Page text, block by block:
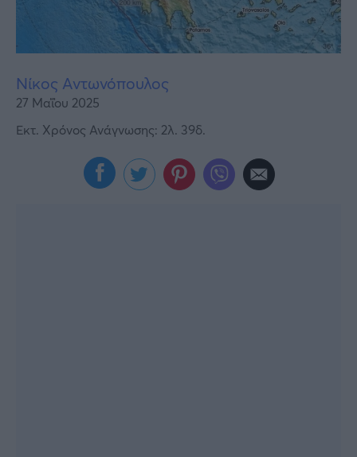
Νίκος Αντωνόπουλος
27 Μαΐου 2025
Εκτ. Χρόνος Ανάγνωσης: 2λ. 39δ.